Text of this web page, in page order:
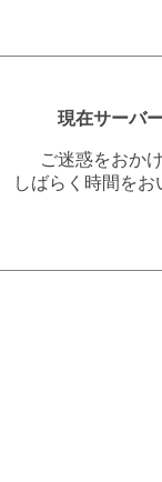
現在サーバ
ご迷惑をおか
しばらく時間を